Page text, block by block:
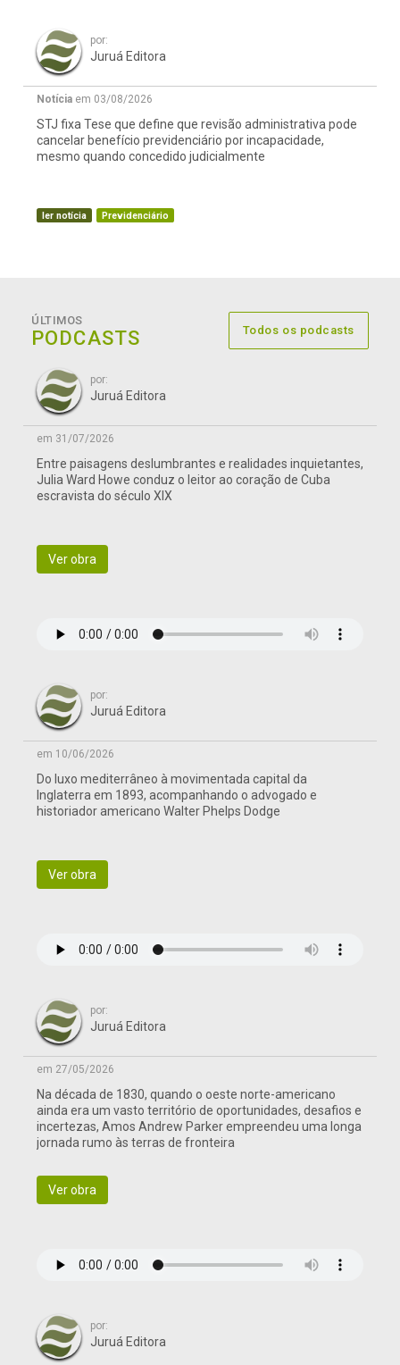
por:
Juruá Editora
Notícia em 03/08/2026
STJ fixa Tese que define que revisão administrativa pode
cancelar benefício previdenciário por incapacidade,
mesmo quando concedido judicialmente
ler notícia Previdenciário
ÚLTIMOS
PODCASTS Todos os podcasts
por:
Juruá Editora
em 31/07/2026
Entre paisagens deslumbrantes e realidades inquietantes,
Julia Ward Howe conduz o leitor ao coração de Cuba
escravista do século XIX
Ver obra
por:
Juruá Editora
em 10/06/2026
Do luxo mediterrâneo à movimentada capital da
Inglaterra em 1893, acompanhando o advogado e
historiador americano Walter Phelps Dodge
Ver obra
por:
Juruá Editora
em 27/05/2026
Na década de 1830, quando o oeste norte-americano
ainda era um vasto território de oportunidades, desafios e
incertezas, Amos Andrew Parker empreendeu uma longa
jornada rumo às terras de fronteira
Ver obra
por:
Juruá Editora